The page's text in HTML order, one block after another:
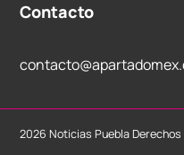
Contacto
2026 Noticias Puebla